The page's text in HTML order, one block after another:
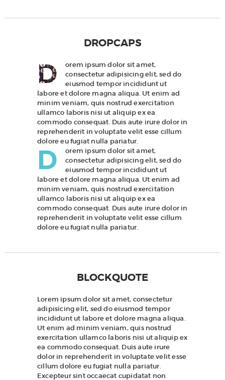
DROPCAPS
D
orem ipsum dolor sit amet,
consectetur adipisicing elit, sed do
eiusmod tempor incididunt ut
labore et dolore magna aliqua. Ut enim ad
minim veniam, quis nostrud exercitation
ullamco laboris nisi ut aliquip ex ea
commodo consequat. Duis aute irure dolor in
reprehenderit in voluptate velit esse cillum
dolore eu fugiat nulla pariatur.
D
orem ipsum dolor sit amet,
consectetur adipisicing elit, sed do
eiusmod tempor incididunt ut
labore et dolore magna aliqua. Ut enim ad
minim veniam, quis nostrud exercitation
ullamco laboris nisi ut aliquip ex ea
commodo consequat. Duis aute irure dolor in
reprehenderit in voluptate velit esse cillum
dolore eu fugiat nulla pariatur.
BLOCKQUOTE
Lorem ipsum dolor sit amet, consectetur
adipisicing elit, sed do eiusmod tempor
incididunt ut labore et dolore magna aliqua.
Ut enim ad minim veniam, quis nostrud
exercitation ullamco laboris nisi ut aliquip ex
ea commodo consequat. Duis aute irure
dolor in reprehenderit in voluptate velit esse
cillum dolore eu fugiat nulla pariatur.
Excepteur sint occaecat cupidatat non